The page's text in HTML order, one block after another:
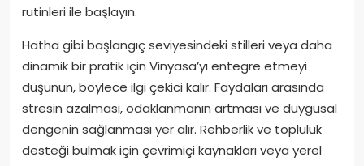
rutinleri ile başlayın.
Hatha gibi başlangıç seviyesindeki stilleri veya daha
dinamik bir pratik için Vinyasa’yı entegre etmeyi
düşünün, böylece ilgi çekici kalır. Faydaları arasında
stresin azalması, odaklanmanın artması ve duygusal
dengenin sağlanması yer alır. Rehberlik ve topluluk
desteği bulmak için çevrimiçi kaynakları veya yerel